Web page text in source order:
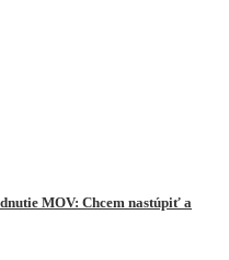
MOV: Chcem nastúpiť a